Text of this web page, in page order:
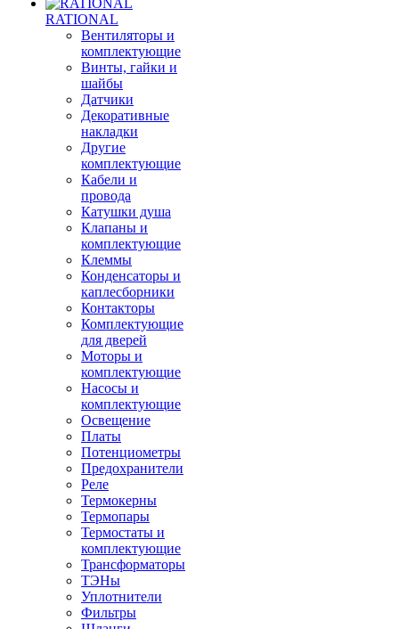
RATIONAL
Вентиляторы и
комплектующие
Винты, гайки и
шайбы
Датчики
Декоративные
накладки
Другие
комплектующие
Кабели и
провода
Катушки душа
Клапаны и
комплектующие
Клеммы
Конденсаторы и
каплесборники
Контакторы
Комплектующие
для дверей
Моторы и
комплектующие
Насосы и
комплектующие
Освещение
Платы
Потенциометры
Предохранители
Реле
Термокерны
Термопары
Термостаты и
комплектующие
Трансформаторы
ТЭНы
Уплотнители
Фильтры